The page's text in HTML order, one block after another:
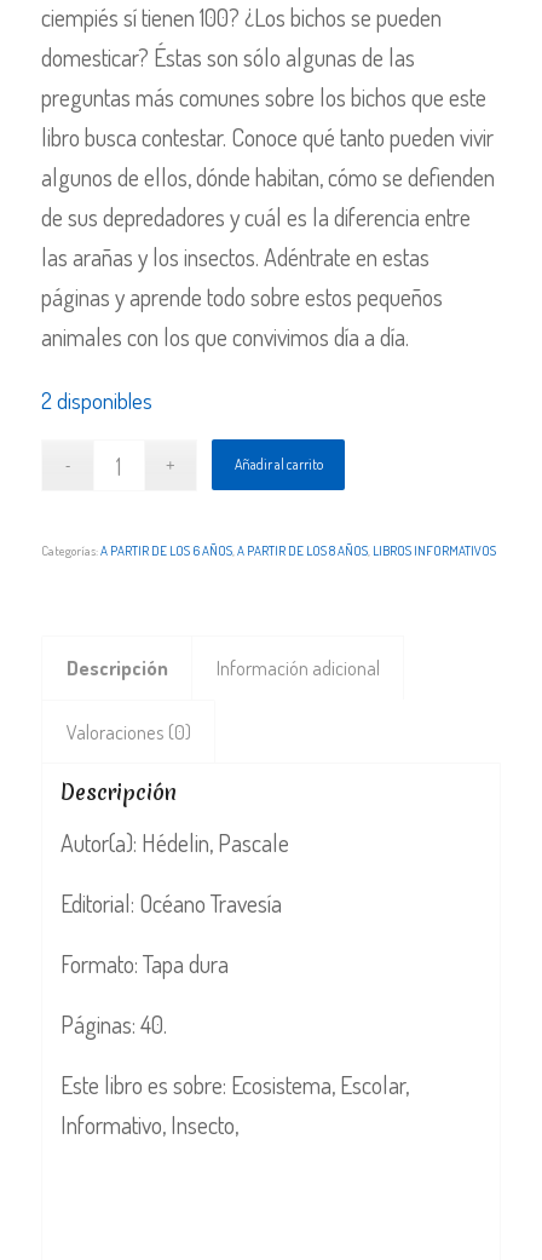
ciempiés sí tienen 100? ¿Los bichos se pueden
domesticar? Éstas son sólo algunas de las
preguntas más comunes sobre los bichos que este
libro busca contestar. Conoce qué tanto pueden vivir
algunos de ellos, dónde habitan, cómo se defienden
de sus depredadores y cuál es la diferencia entre
las arañas y los insectos. Adéntrate en estas
páginas y aprende todo sobre estos pequeños
animales con los que convivimos día a día.
2 disponibles
Añadir al carrito
Categorías:A PARTIR DE LOS 6 AÑOS,A PARTIR DE LOS 8 AÑOS, LIBROS INFORMATIVOS
Descripción Información adicional
Valoraciones (0)
Descripción
Autor(a): Hédelin, Pascale
Editorial: Océano Travesía
Formato: Tapa dura
Páginas: 40.
Este libro es sobre: Ecosistema, Escolar,
Informativo, Insecto,